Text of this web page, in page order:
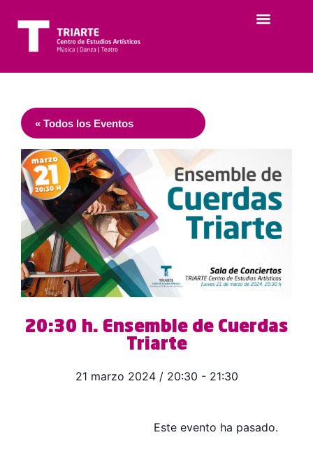
« Todos los Eventos
20:30 h. Ensemble de Cuerdas
Triarte
21 marzo 2024 / 20:30 - 21:30
Este evento ha pasado.